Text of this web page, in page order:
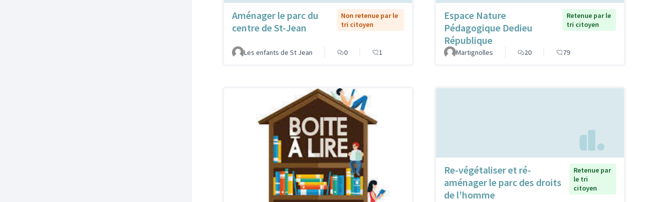
Aménager le parc du
centre de St-Jean
Non retenue par le
tri citoyen
Les enfants de St Jean 0 1
Espace Nature
Pédagogique Dedieu
République
Retenue par le
tri citoyen
Martignolles 20 79
Re-végétaliser et ré-
aménager le parc des droits
de l'homme
Retenue par
le tri
citoyen